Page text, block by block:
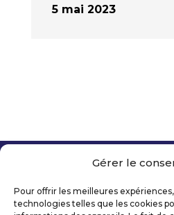
Gérer le
Pour offrir les meilleures
technologies telles que les cookies
5 mai 2023
Mentions légales